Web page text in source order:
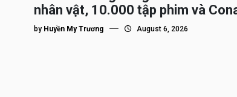
nhân vật, 10.000 tập phim và
nhân vật gắn bó lâu nhất”
by Huyền My Trương August 6, 2026